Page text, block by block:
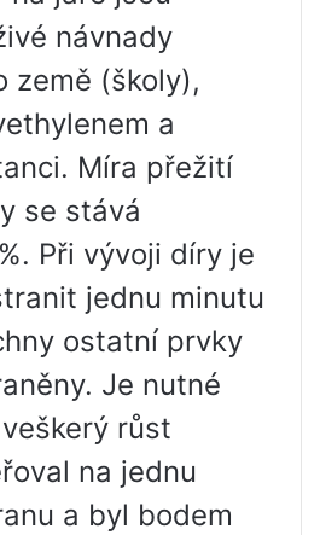
návnady
země (školy),
a
Míra přežití
se stává
Při vývoji díry je
jednu minutu
ostatní prvky
Je nutné
růst
na jednu
a byl bodem